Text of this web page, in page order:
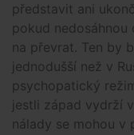
představit ani
pokud
na převrat. Ten by
jednodušší než v
psychopatický
jestli západ vydrží
nálady se mohou v